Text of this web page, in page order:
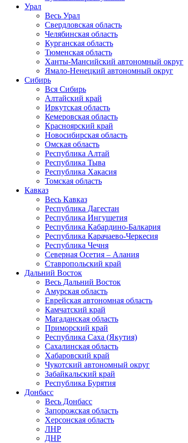
Урал
Весь Урал
Свердловская область
Челябинская область
Курганская область
Тюменская область
Ханты-Мансийский автономный округ
Ямало-Ненецкий автономный округ
Сибирь
Вся Сибирь
Алтайский край
Иркутская область
Кемеровская область
Красноярский край
Новосибирская область
Омская область
Республика Алтай
Республика Тыва
Республика Хакасия
Томская область
Кавказ
Весь Кавказ
Республика Дагестан
Республика Ингушетия
Республика Кабардино-Балкария
Республика Карачаево-Черкесия
Республика Чечня
Северная Осетия – Алания
Ставропольский край
Дальний Восток
Весь Дальний Восток
Амурская область
Еврейская автономная область
Камчатский край
Магаданская область
Приморский край
Республика Саха (Якутия)
Сахалинская область
Хабаровский край
Чукотский автономный округ
Забайкальский край
Республика Бурятия
Донбасс
Весь Донбасс
Запорожская область
Херсонская область
ЛНР
ДНР